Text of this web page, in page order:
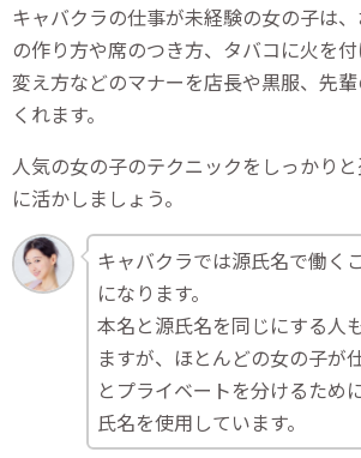
キャバクラの仕事が未経験の女の子は
の作り方や席のつき方、タバコに火を
変え方などのマナーを店長や黒服、先
くれます。
人気の女の子のテクニックをしっかり
に活かしましょう。
キャバクラでは源氏名で働く
になります。
本名と源氏名を同じにする人
ますが、ほとんどの女の子が
とプライベートを分けるため
氏名を使用しています。